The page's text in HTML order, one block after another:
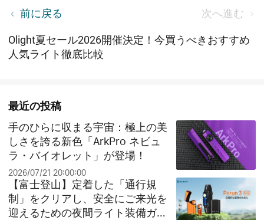
前に戻る 次へ進む
オーライト（Olight）日本公式サイト「夏日セール
グセールとお得なクリアランス祭り！
Olight夏セール2026開催決定！今買うべきおすすめ
人気ライト徹底比較
最近の投稿
手のひらに収まる宇宙：極上の美
しさを誇る新色「ArkPro ネビュ
ラ・バイオレット」が登場！
2026/07/21 20:00:00
【富士登山】定着した「通行規
制」をクリアし、安全にご来光を
迎えるための夜間ライト装備ガイ